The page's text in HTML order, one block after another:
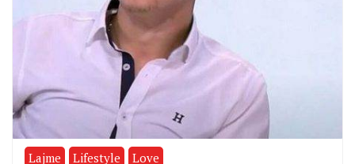
Lajme Lifestyle Love